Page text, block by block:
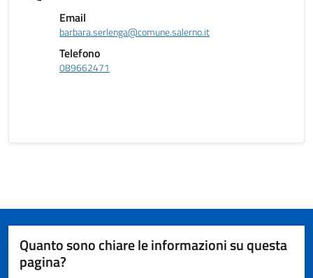
Email
barbara.serlenga@comune.salerno.it
Telefono
089662471
Quanto sono chiare le informazioni su questa
pagina?